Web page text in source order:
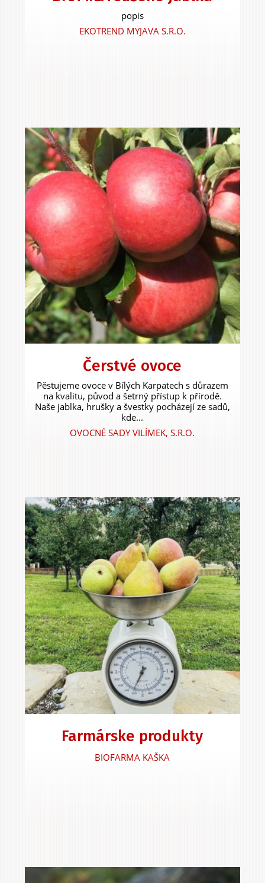
popis
EKOTREND MYJAVA S.R.O.
Čerstvé ovoce
Pěstujeme ovoce v Bílých Karpatech s důrazem
na kvalitu, původ a šetrný přístup k přírodě.
Naše jablka, hrušky a švestky pocházejí ze sadů,
kde...
OVOCNÉ SADY VILÍMEK, S.R.O.
Farmárske produkty
BIOFARMA KAŠKA